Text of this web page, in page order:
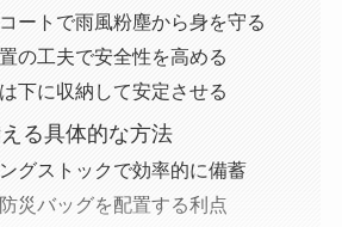
ートで雨風粉塵から身を守る
の工夫で安全性を高める
下に収納して安定させる
る具体的な方法
グストックで効率的に備蓄
災バッグを配置する利点